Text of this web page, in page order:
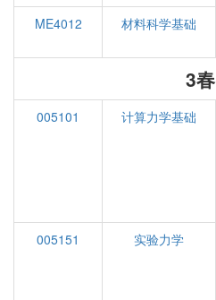
ME4012
材料科学基础
3春
005101 计算力学基础
005151
实验力学